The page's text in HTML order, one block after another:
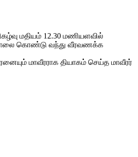
மதியம் 12.30 மணியளவில்
கொண்டு வந்து வீரவணக்க
மாவீரராக தியாகம் செய்த மாவீரர்